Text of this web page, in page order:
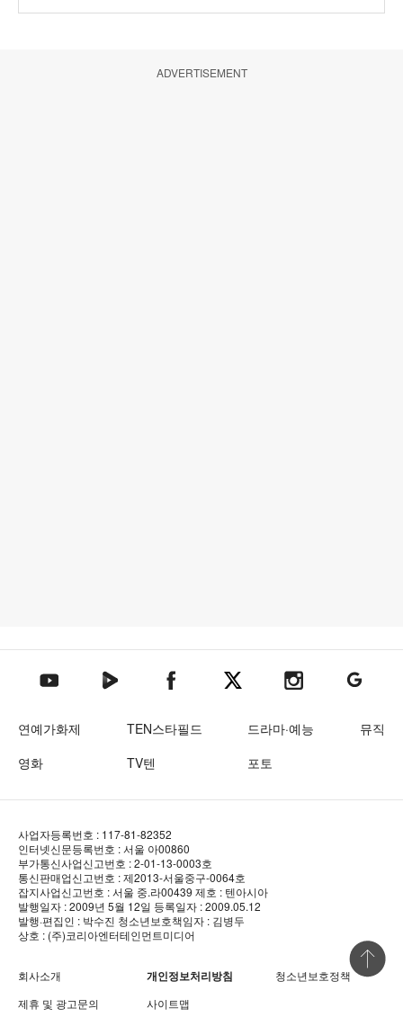
ADVERTISEMENT
텐아시아 유튜브텐아시아 네이버TV텐아시아 페이스북텐아시아 엑스텐아시아 인스타그램
텐아시아
연예가화제 TEN스타필드 드라마·예능
뮤직
영화
TV텐 포토
사업자등록번호 : 117-81-82352
인터넷신문등록번호 : 서울 아00860
부가통신사업신고번호 : 2-01-13-0003호
통신판매업신고번호 : 제2013-서울중구-0064호
잡지사업신고번호 : 서울 중.라00439 제호 : 텐아시아
발행일자 : 2009년 5월 12일 등록일자 : 2009.05.12
발행·편집인 : 박수진 청소년보호책임자 : 김병두
상호 : (주)코리아엔터테인먼트미디어
회사소개 개인정보처리방침
청소년보호정책
제휴 및 광고문의
사이트맵
상단 바로